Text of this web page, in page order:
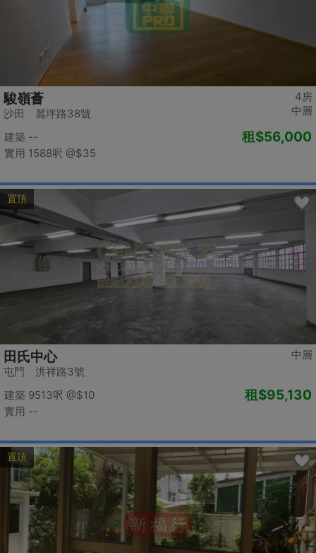
4房
中層
駿嶺薈
沙田 麗坪路38號
建築 --
實用 1588呎 @$35
租$56,000
置頂
中層
田氏中心
屯門 洪祥路3號
建築 9513呎 @$10
實用 --
租$95,130
置頂